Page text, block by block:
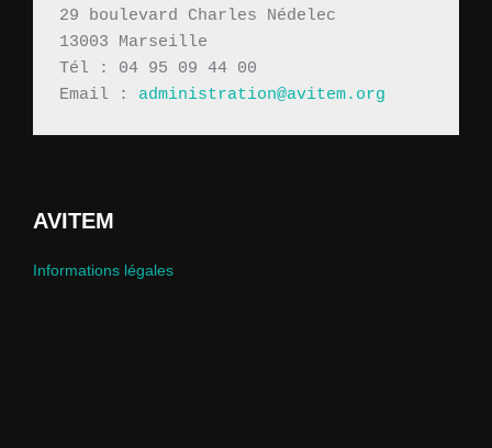
29 boulevard Charles Nédelec
13003 Marseille
Tél : 04 95 09 44 00
Email : administration@avitem.org
AVITEM
Informations légales